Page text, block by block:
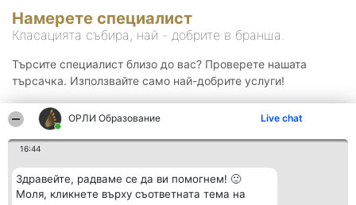
ОРЛИ Образование Live chat
16:44
Здравейте, радваме се да ви помогнем! 🙂
Моля, кликнете върху съответната тема на
Намерете специалист
Класацията събира, най - добрите в бранша.
Търсите специалист близо до вас? Проверете нашата
търсачка. Използвайте само най-добрите услуги!